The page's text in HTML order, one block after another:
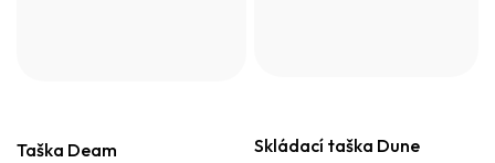
Taška Deam Skládací taška Dune